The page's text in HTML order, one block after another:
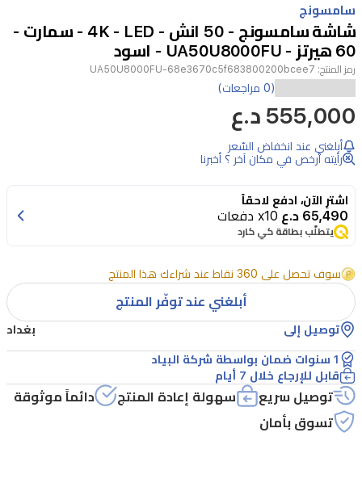
1
of
4
سامسونج
شاشة سامسونج - 50 انش - 4K - LED - سمارت -
60 هيرتز - UA50U8000FU - اسود
رمز المنتج: UA50U8000FU-68e3670c5f683800200bcee7
بوضوح
مذهل
وتفاصيل
مع
شاشة
الذكية
مقاس
50
بدقة
4K.
بفضل
معالج
(0 مراجعات)
555,000 د.ع
أبلغني عند انخفاض السّعر
رأيته أرخص في مكان آخر ؟ أخبرنا
اشترِ الآن، ادفع لاحقاً
65,490 د.ع x10 دفعات
يتطلّب بطاقة كي كارد
سوف تحصل على 360 نقاط عند شراءك هذا المنتج
أبلغني عند توفّر المنتج
توصيل إلى بغداد
1 سنوات ضمان بواسطة شركة البياد
قابل للإرجاع خلال 7 أيام
توصيل سريع سهولة إعادة المنتج
دائماً موثوقة
تسوق بأمان